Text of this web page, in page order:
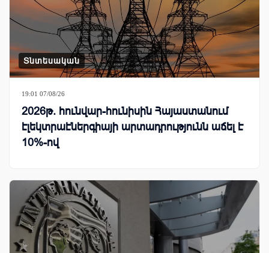
Տնտեսական
19:01 07/08/26
2026թ. հունվար-հունիսին Հայաստանում
էլեկտրաէներգիայի արտադրությունն աճել է
10%-ով